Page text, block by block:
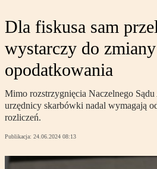
Dla fiskusa sam
wystarczy do
opodatkowania
Mimo rozstrzygnięcia Naczelnego
urzędnicy skarbówki nadal wymagają
rozliczeń.
Publikacja: 24.06.2024 08:13